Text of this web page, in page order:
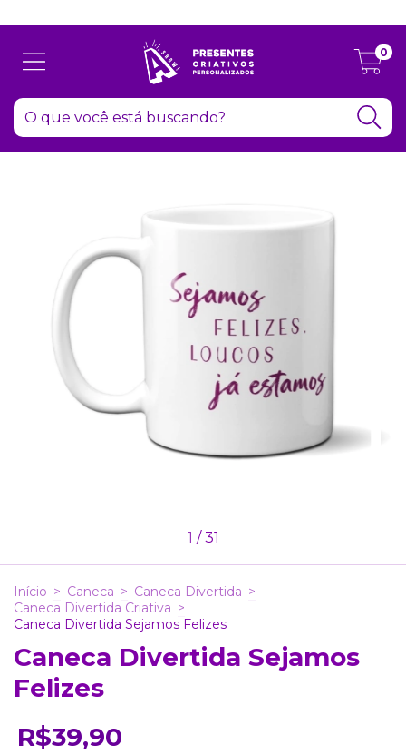
0
1 /31
Início > Caneca > Caneca Divertida >
Caneca Divertida Criativa >
Caneca Divertida Sejamos Felizes
Caneca Divertida Sejamos
Felizes
R$39,90